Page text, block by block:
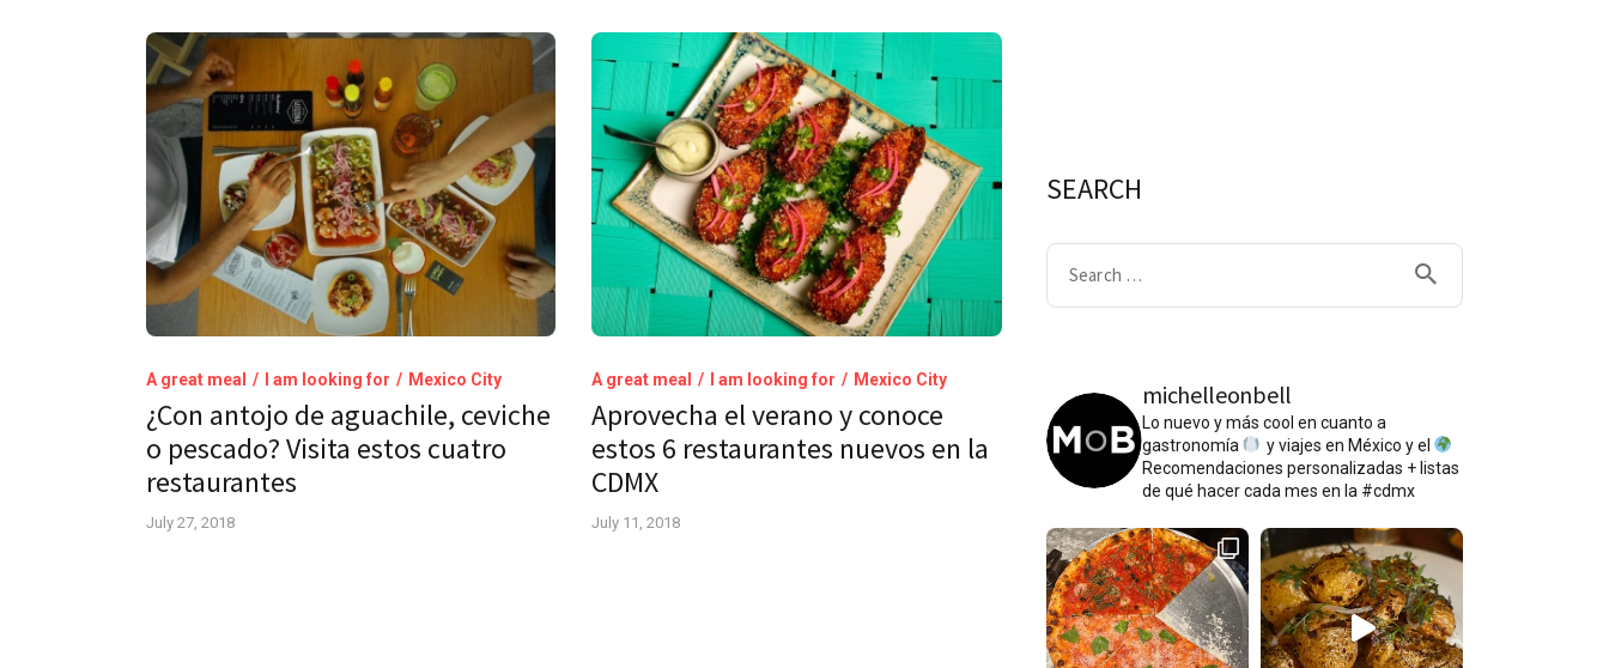
A great meal I am looking for Mexico City
¿Con antojo de aguachile, ceviche
o pescado? Visita estos cuatro
restaurantes
July 27, 2018
A great meal I am looking for Mexico City
Aprovecha el verano y conoce
estos 6 restaurantes nuevos en la
CDMX
July 11, 2018
SEARCH
michelleonbell
Lo nuevo y más cool en cuanto a
gastronomía
y viajes en México y el
Recomendaciones personalizadas + listas
de qué hacer cada mes en la #cdmx